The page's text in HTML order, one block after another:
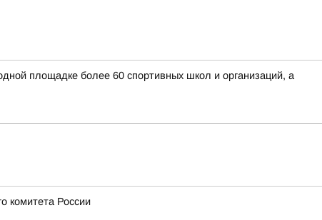
площадке более 60 спортивных школ и организаций, а
комитета России